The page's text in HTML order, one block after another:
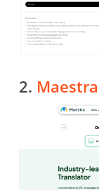
2. Maestra